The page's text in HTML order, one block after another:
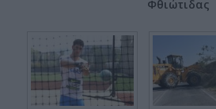
Φθιώτιδας